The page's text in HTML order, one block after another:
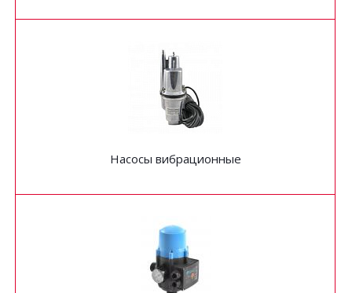
Насосы вибрационные